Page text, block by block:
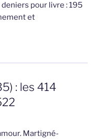
pour livre : 195
et
: les 414
Martigné-